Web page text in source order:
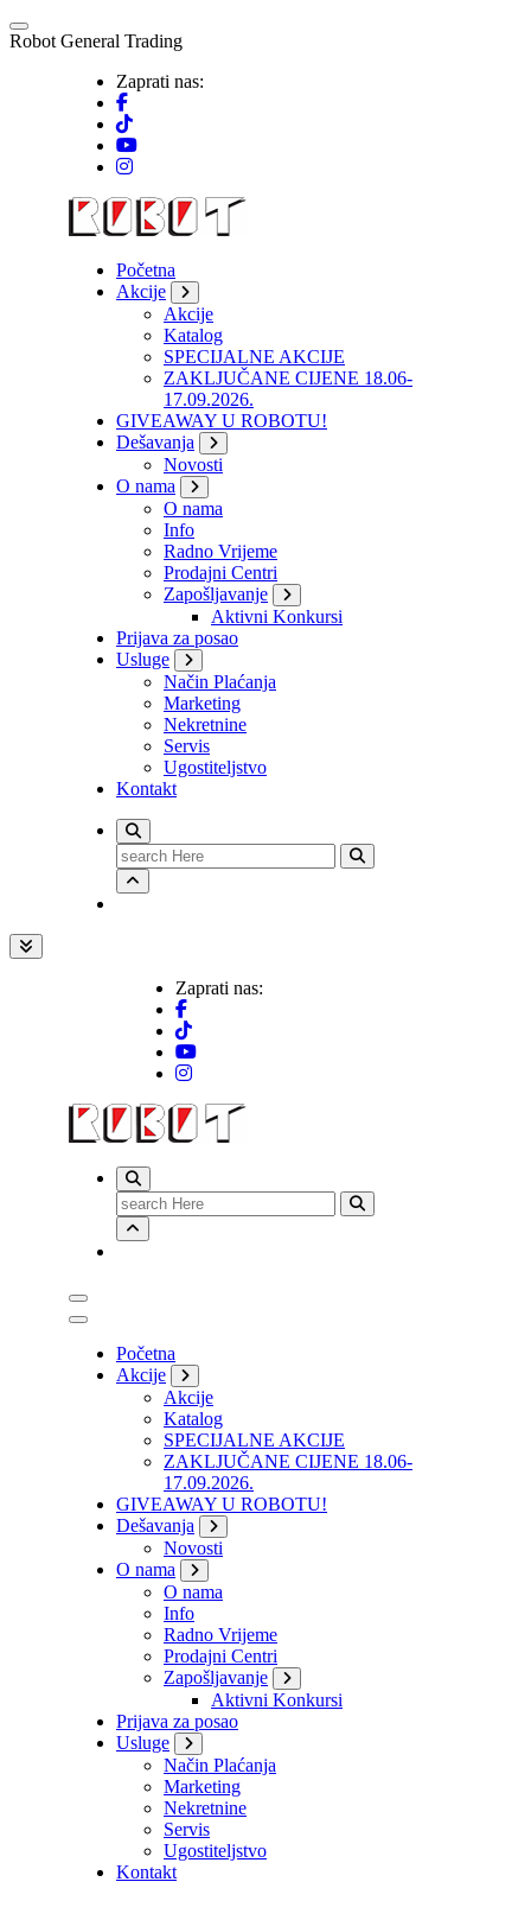
Skip
to
Robot General Trading
Zaprati nas:
Početna
Akcije
Akcije
Katalog
SPECIJALNE AKCIJE
ZAKLJUČANE CIJENE 18.06-
17.09.2026.
GIVEAWAY U ROBOTU!
Dešavanja
Novosti
O nama
O nama
Info
Radno Vrijeme
Prodajni Centri
Zapošljavanje
Aktivni Konkursi
Prijava za posao
Usluge
Način Plaćanja
Marketing
Nekretnine
Servis
Ugostiteljstvo
Kontakt
Search
for:
Zaprati nas:
Search
for:
Početna
Akcije
Akcije
Katalog
SPECIJALNE AKCIJE
ZAKLJUČANE CIJENE 18.06-
17.09.2026.
GIVEAWAY U ROBOTU!
Dešavanja
Novosti
O nama
O nama
Info
Radno Vrijeme
Prodajni Centri
Zapošljavanje
Aktivni Konkursi
Prijava za posao
Usluge
Način Plaćanja
Marketing
Nekretnine
Servis
Ugostiteljstvo
Kontakt